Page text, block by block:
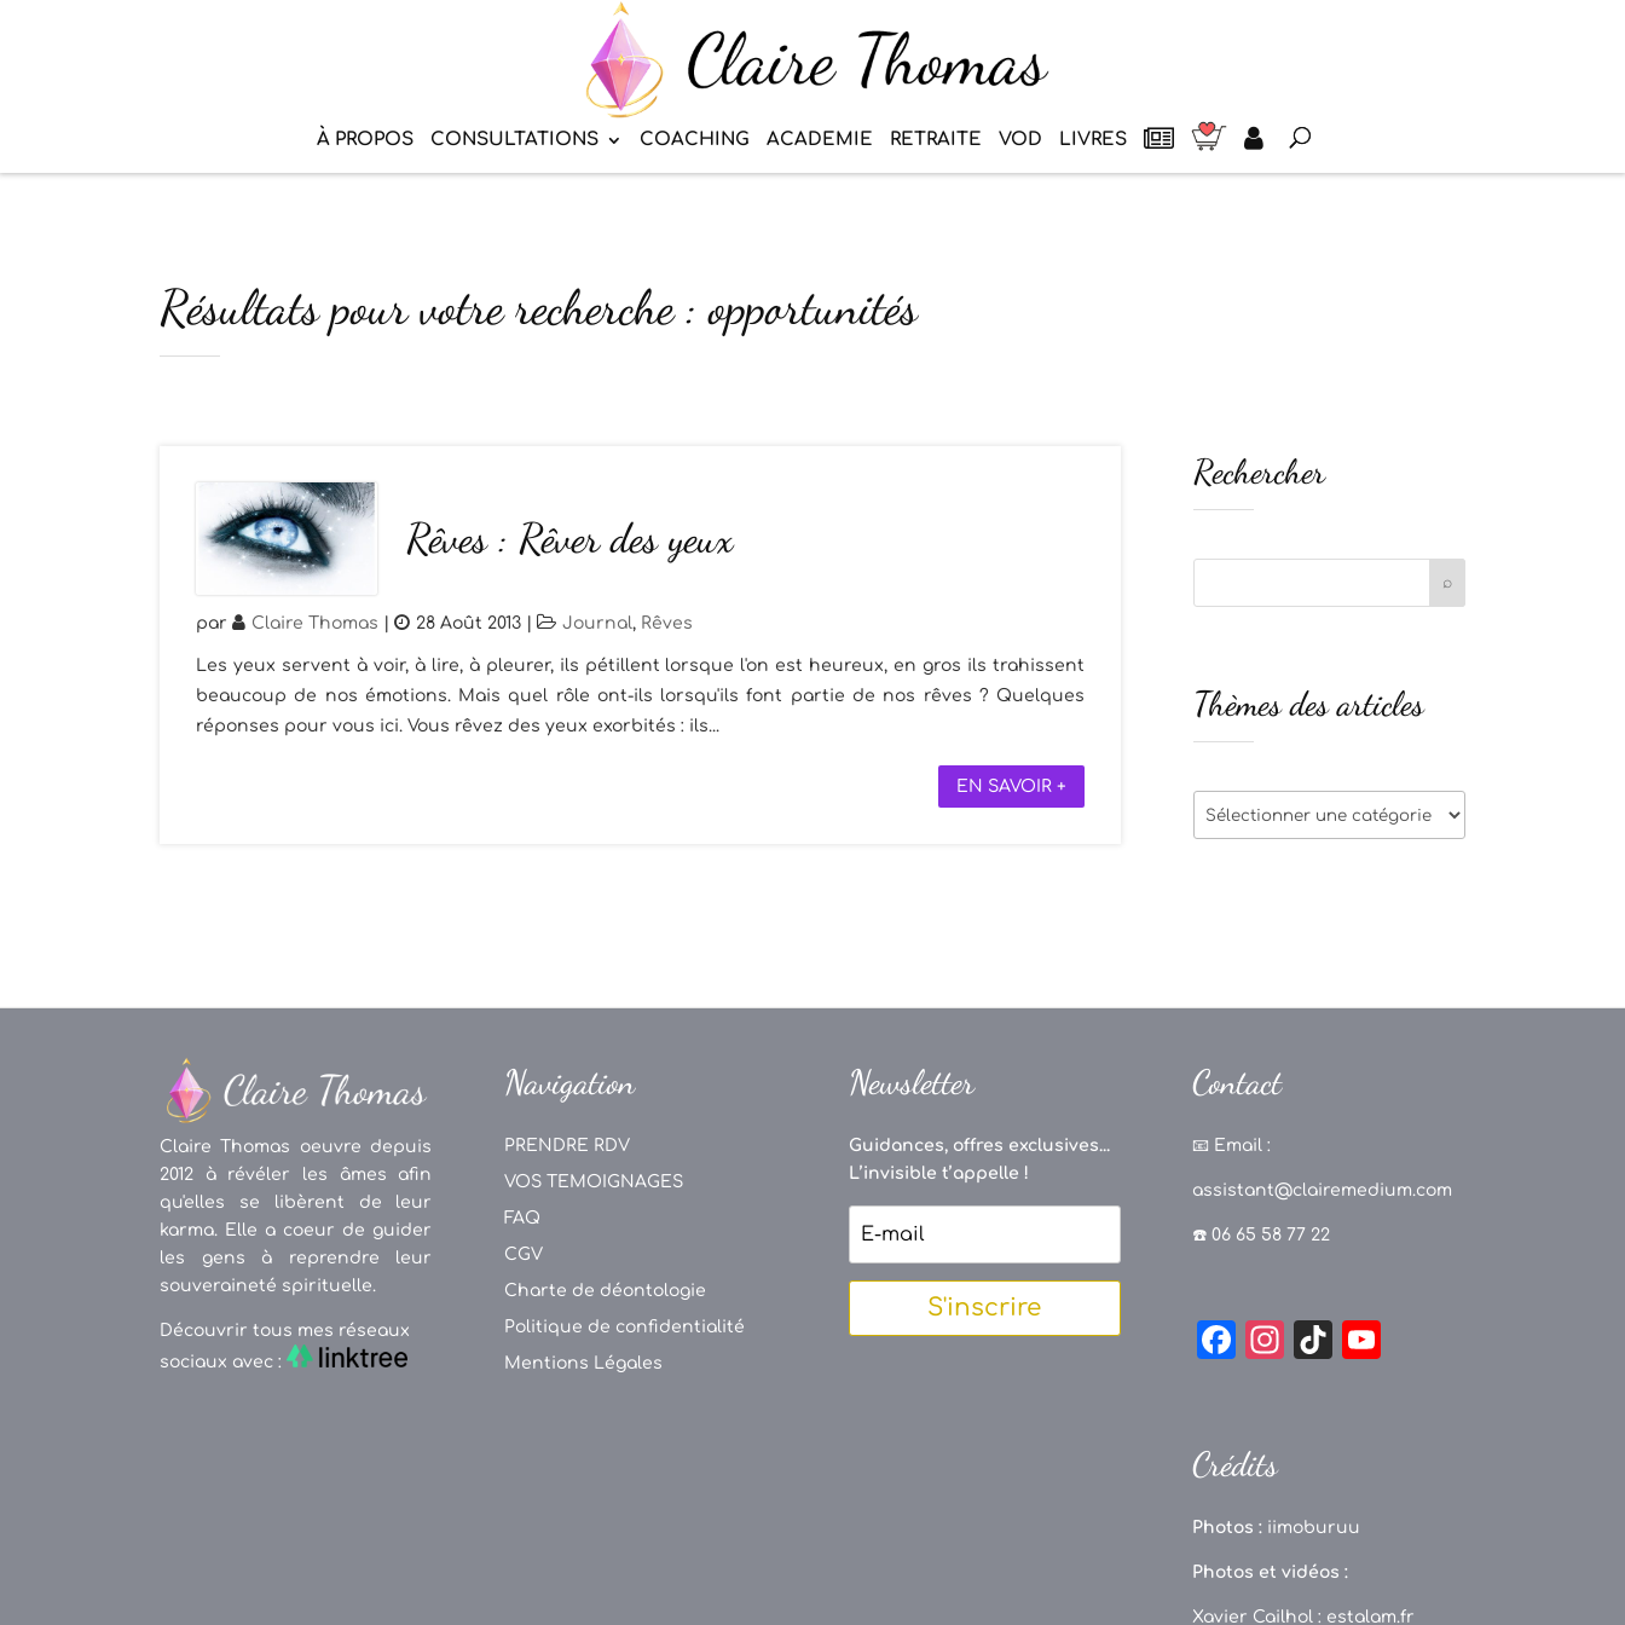
À PROPOS CONSULTATIONS COACHING ACADEMIE RETRAITE VOD LIVRES
Résultats pour votre recherche : opportunités
Rêves : Rêver des yeux
par Claire Thomas 28 Août 2013 Journal, Rêves
Les yeux servent à voir, à lire, à pleurer, ils pétillent lorsque l'on est heureux, en gros ils trahissent
beaucoup de nos émotions. Mais quel rôle ont-ils lorsqu'ils font partie de nos rêves ? Quelques
réponses pour vous ici. Vous rêvez des yeux exorbités : ils...
EN SAVOIR +
Rechercher
Thèmes des articles
Thèmes
des
Claire Thomas oeuvre depuis
2012 à révéler les âmes afin
qu'elles se libèrent de leur
karma. Elle a coeur de guider
les gens à reprendre leur
souveraineté spirituelle.
Découvrir tous mes réseaux
sociaux avec :
Navigation
PRENDRE RDV
VOS TEMOIGNAGES
FAQ
CGV
Charte de déontologie
Politique de confidentialité
Mentions Légales
Newsletter
Guidances, offres exclusives...
L’invisible t’appelle !
S'inscrire
Contact
📧 Email :
assistant@clairemedium.com
☎️ 06 65 58 77 22
F
e
o
o
k
In
a
m
Ti
C
Crédits
Photos : iimoburuu
Photos et vidéos :
Xavier Cailhol : estalam.fr